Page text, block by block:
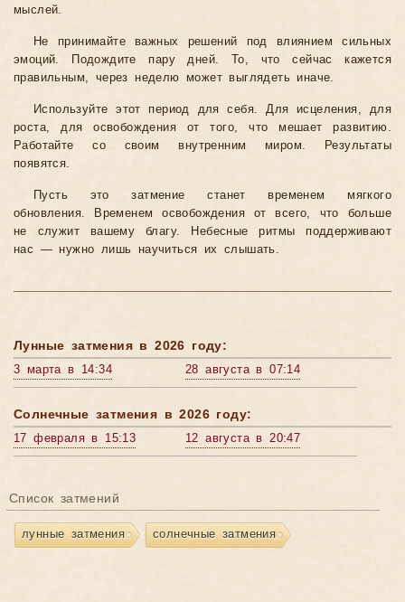
мыслей.
Не принимайте важных решений под влиянием сильных
эмоций. Подождите пару дней. То, что сейчас кажется
правильным, через неделю может выглядеть иначе.
Используйте этот период для себя. Для исцеления, для
роста, для освобождения от того, что мешает развитию.
Работайте со своим внутренним миром. Результаты
появятся.
Пусть это затмение станет временем мягкого
обновления. Временем освобождения от всего, что больше
не служит вашему благу. Небесные ритмы поддерживают
нас — нужно лишь научиться их слышать.
Лунные затмения в 2026 году:
3 марта в 14:34 28 августа в 07:14
Солнечные затмения в 2026 году:
17 февраля в 15:13 12 августа в 20:47
Список затмений
лунные затмения солнечные затмения